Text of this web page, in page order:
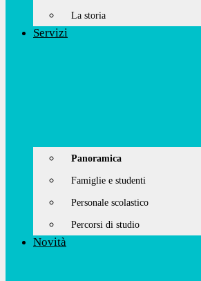
La storia
Servizi
Panoramica
Famiglie e studenti
Personale scolastico
Percorsi di studio
Novità